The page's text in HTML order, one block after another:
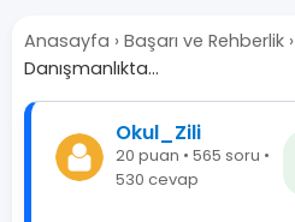
Anasayfa › Başarı ve Rehberlik ›
Danışmanlıkta...
Okul_Zili
20 puan • 565 soru •
530 cevap